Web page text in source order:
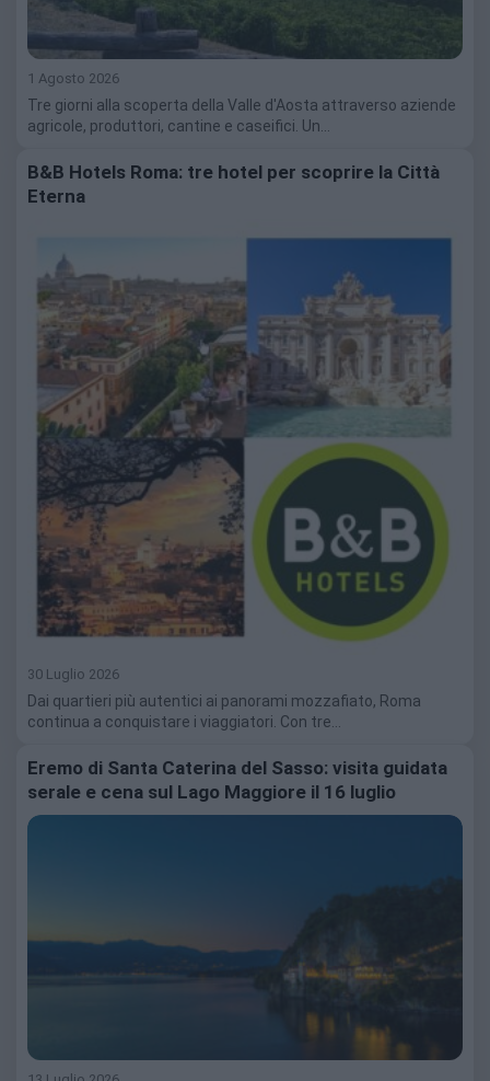
1 Agosto 2026
Tre giorni alla scoperta della Valle d'Aosta attraverso aziende
agricole, produttori, cantine e caseifici. Un…
B&B Hotels Roma: tre hotel per scoprire la Città
Eterna
30 Luglio 2026
Dai quartieri più autentici ai panorami mozzafiato, Roma
continua a conquistare i viaggiatori. Con tre…
Eremo di Santa Caterina del Sasso: visita guidata
serale e cena sul Lago Maggiore il 16 luglio